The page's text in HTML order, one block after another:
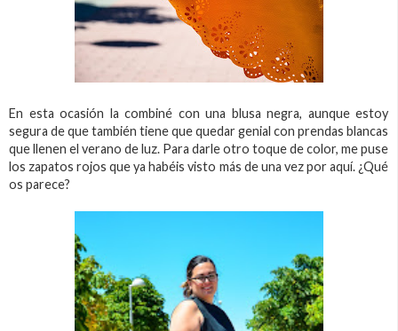
En esta ocasión la combiné con una blusa negra, aunque estoy
segura de que también tiene que quedar genial con prendas blancas
que llenen el verano de luz. Para darle otro toque de color, me puse
los zapatos rojos que ya habéis visto más de una vez por aquí. ¿Qué
os parece?